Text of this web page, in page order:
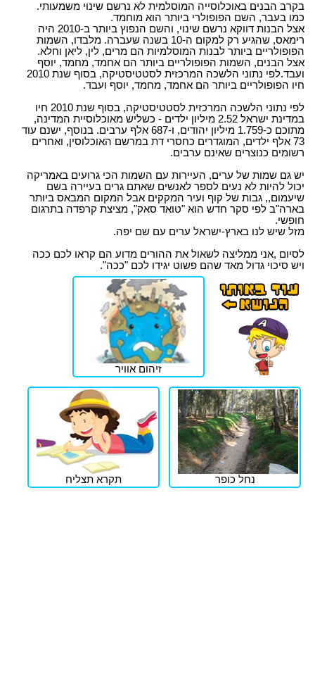
בקרב הבנים באוכלוסייה המוסלמית לא נרשם שינוי משמעותי.
כמו בעבר, השם הפופולרי ביותר הוא מוחמד.
אצל הבנות דווקא נרשם שינוי, והשם הנפוץ ביותר ב-2010 היה
רימאס, שהגיע רק למקום ה-10 בשנה שעברה. מלבדו, השמות
הפופולריים ביותר לבנות המוסלמיות הם מרים, לין, ליאן וחלא.
אצל הבנים, השמות הפופולריים ביותר הם אחמד, מחמד, יוסף
ועבד.לפי נתוני הלשכה המרכזית לסטטיסטיקה, בסוף שנת 2010
חיו הפופולריים ביותר הם אחמד, מחמד, יוסף ועבד.
לפי נתוני הלשכה המרכזית לסטטיסטיקה, בסוף שנת 2010 חיו
במדינת ישראל 2.52 מיליון ילדים - כשליש מאוכלוסיית המדינה,
מתוכם כ-1.759 מיליון יהודים, ו-687 אלף ערבים. בנוסף, ישנם עוד
73 אלף ילדים, המוגדרים כחסרי דת במרשם האוכלוסין, ואחרים
רשומים כנוצרים שאינם ערבים.
יש גם שמות של ערים, העיירות עם השמות הכי גרועים באמריקה
יכול להיות לא נעים לספר לאנשים שאתם גרים בעיירה בשם
שיעמום,, גבות של קוף ועיר המקקים אבל המקום המבאס ביותר
בארה"ב לפי סקר חדש הוא "טואד סאק", מציצת קרפדה בתרגום
חופשי.
מזל שיש לנו בארץ-ישראל ערים עם שם יפה.
לסיום ,אני ממליצה לשאול את ההורים מדוע הם קראו לכם ככה
ויש סיכוי גדול מאד שהם פשוט יגידו לכם "ככה".
זיהום אוויר
נחל כופר תקרא תצליח